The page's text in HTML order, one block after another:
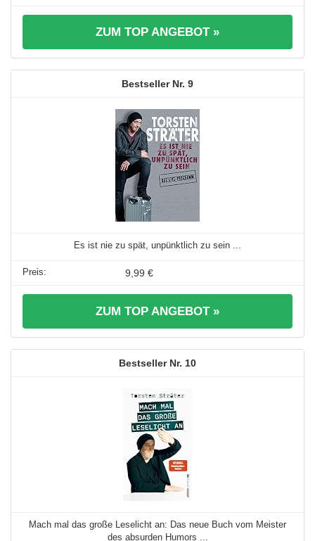
ZUM TOP ANGEBOT »
9
Es ist nie zu spät, unpünktlich zu sein ...
9,99 €
ZUM TOP ANGEBOT »
10
Mach mal das große Leselicht an: Das neue Buch vom Meister
des absurden Humors ...